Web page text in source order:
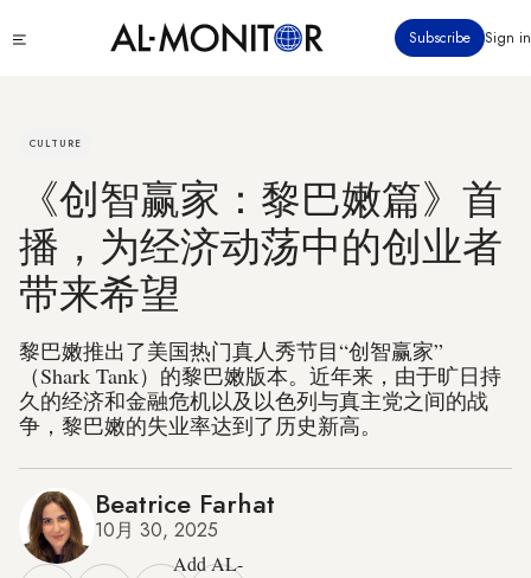
转
Subscribe Sign in
CULTURE
《创智赢家：黎巴嫩篇》首
播，为经济动荡中的创业者
带来希望
黎巴嫩推出了美国热门真人秀节目“创智赢家”
（Shark Tank）的黎巴嫩版本。近年来，由于旷日持
久的经济和金融危机以及以色列与真主党之间的战
争，黎巴嫩的失业率达到了历史新高。
Beatrice Farhat
10月 30, 2025
Add AL-